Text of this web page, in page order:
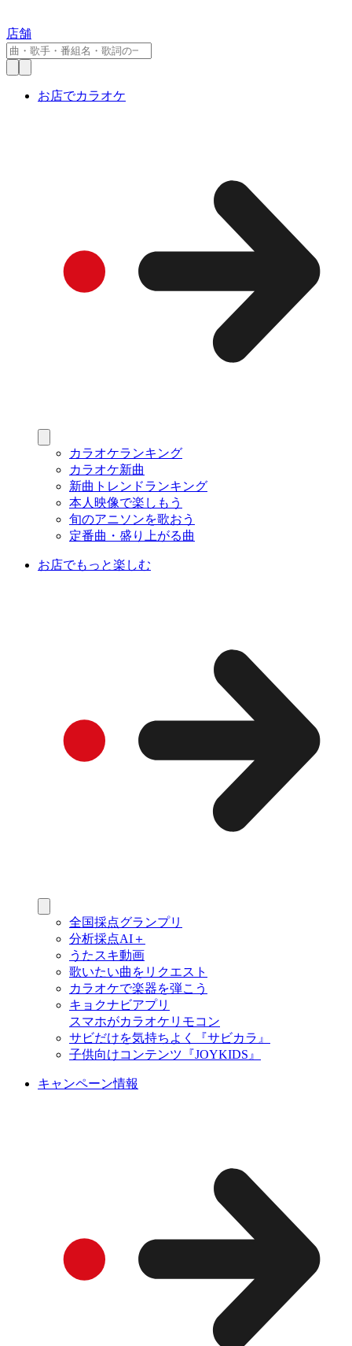
店舗
お店でカラオケ
カラオケランキング
カラオケ新曲
新曲トレンドランキング
本人映像で楽しもう
旬のアニソンを歌おう
定番曲・盛り上がる曲
お店でもっと楽しむ
全国採点グランプリ
分析採点AI＋
うたスキ動画
歌いたい曲をリクエスト
カラオケで楽器を弾こう
キョクナビアプリ
スマホがカラオケリモコン
サビだけを気持ちよく『サビカラ』
子供向けコンテンツ『JOYKIDS』
キャンペーン情報